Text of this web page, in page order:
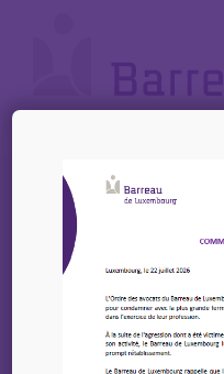
Accueil News
/
LEGITECH – Masterclass
LEGITECH